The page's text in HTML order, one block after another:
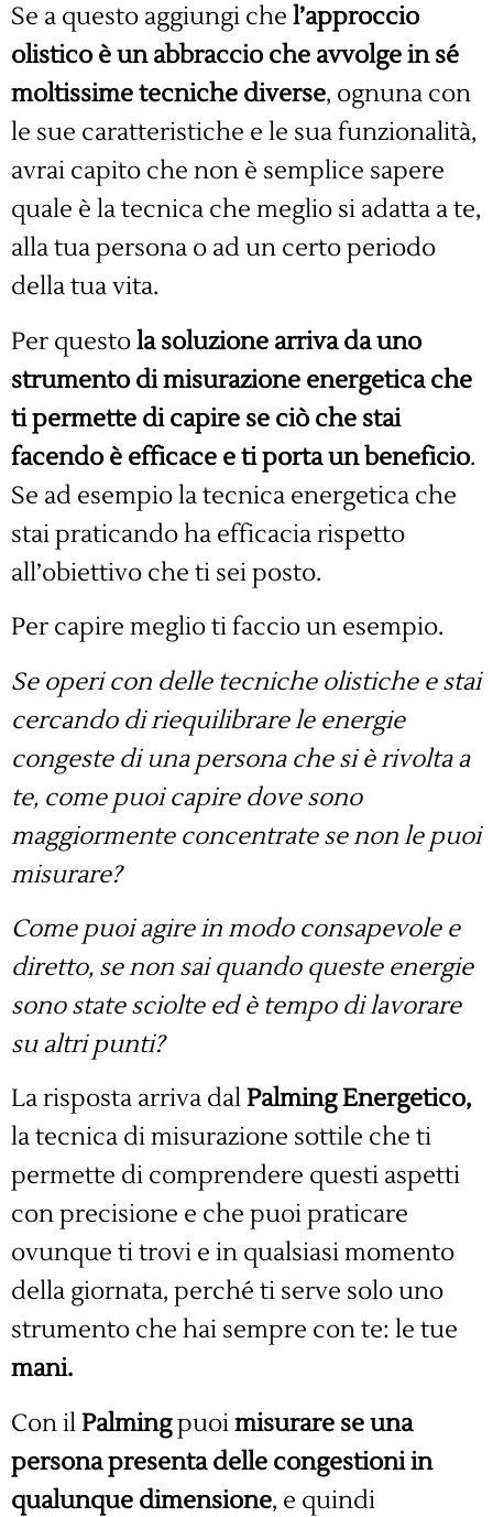
Se a questo aggiungi che l’approccio
olistico è un abbraccio che avvolge in sé
moltissime tecniche diverse, ognuna con
le sue caratteristiche e le sua funzionalità,
avrai capito che non è semplice sapere
quale è la tecnica che meglio si adatta a te,
alla tua persona o ad un certo periodo
della tua vita.
Per questola soluzione arriva da uno
strumento di misurazione energetica che
ti permette di capire se ciò che stai
facendo è efficace e ti porta un beneficio.
Se ad esempio la tecnica energetica che
stai praticando ha efficacia rispetto
all’obiettivo che ti sei posto.
Per capire meglio ti faccio un esempio.
Se operi con delle tecniche olistiche e stai
cercando di riequilibrare le energie
congeste di una persona che si è rivolta a
te, come puoi capire dove sono
maggiormente concentrate se non le puoi
misurare?
Come puoi agire in modo consapevole e
diretto, se non sai quando queste energie
sono state sciolte ed è tempo di lavorare
su altri punti?
La risposta arriva dalPalming Energetico,
la tecnica di misurazione sottile che ti
permette di comprendere questi aspetti
con precisione e che puoi praticare
ovunque ti trovi e in qualsiasi momento
della giornata, perché ti serve solo uno
strumento che hai sempre con te: le tue
mani.
Con ilPalmingpuoimisurare se una
persona presenta delle congestioni in
qualunque dimensione, e quindi